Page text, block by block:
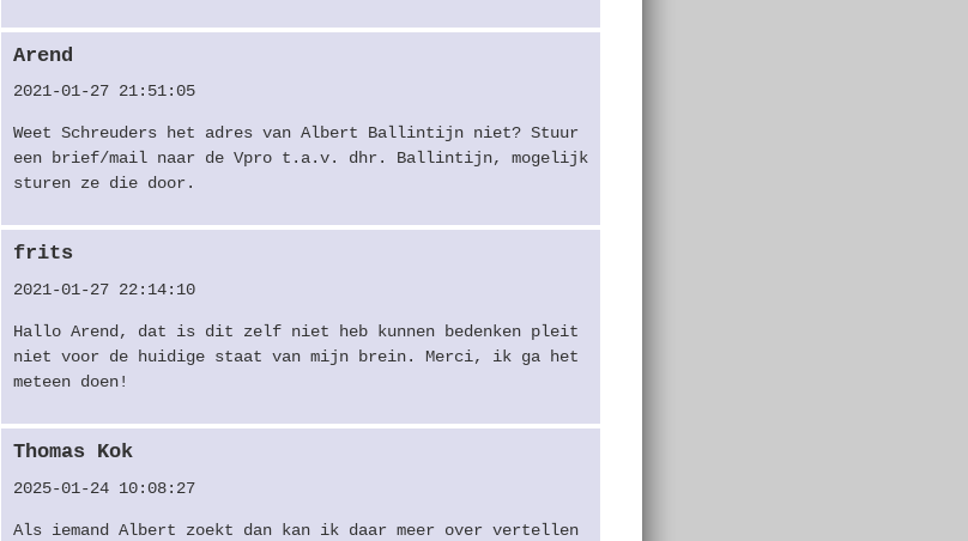
Arend
2021-01-27 21:51:05
Weet Schreuders het adres van Albert Ballintijn niet? Stuur
een brief/mail naar de Vpro t.a.v. dhr. Ballintijn, mogelijk
sturen ze die door.
frits
2021-01-27 22:14:10
Hallo Arend, dat is dit zelf niet heb kunnen bedenken pleit
niet voor de huidige staat van mijn brein. Merci, ik ga het
meteen doen!
Thomas Kok
2025-01-24 10:08:27
Als iemand Albert zoekt dan kan ik daar meer over vertellen